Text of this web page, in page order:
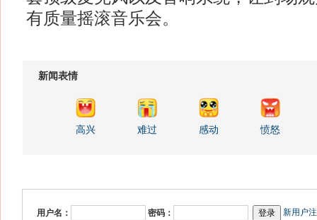
有质量摇滚音乐会。
新闻表情
高兴 难过 感动 愤怒
用户名： 密码： 新用户